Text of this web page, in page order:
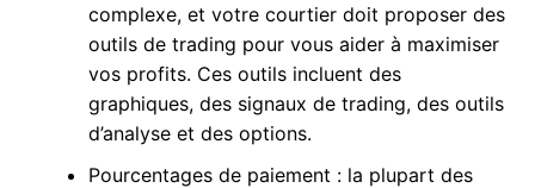
complexe, et votre courtier doit proposer des
outils de trading pour vous aider à maximiser
vos profits. Ces outils incluent des
graphiques, des signaux de trading, des outils
d’analyse et des options.
Pourcentages de paiement : la plupart des